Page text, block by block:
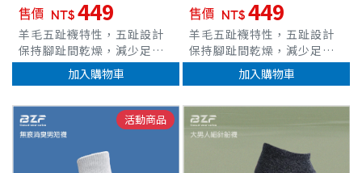
售價 NT$ 449
羊毛五趾襪特性，五趾設計
保持腳趾間乾燥，減少足部
細菌孳生，防止腳臭採用美
麗諾羊毛，抗菌、防臭、柔
熱抗紫外線、透氣、吸濕排
汗等特性能有效調溫，為登
山運動最佳選擇。半統襪長
度能修飾腿型並增加層次
加入購物車
售價 NT$ 449
羊毛五趾襪特性，五趾設計
保持腳趾間乾燥，減少足部
細菌孳生，防止腳臭採用美
麗諾羊毛，抗菌、防臭、柔
熱抗紫外線、透氣、吸濕排
汗等特性能有效調溫，為登
山運動最佳選擇。半統襪長
度能修飾腿型並增加層次
加入購物車
活動商品